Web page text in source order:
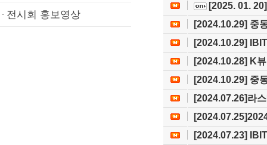
전시회 홍보영상
[2025. 01.
[2024.10.29] 중
[2024.10.29]
[2024.10.28] K
[2024.10.29] 중
[2024.07.26]라
[2024.07.23]